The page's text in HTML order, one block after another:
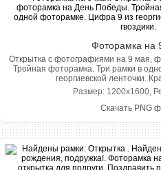
Фоторамка на
Открытка с фотографиями на 9 мая,
Тройная фоторамка. Три рамки в
георгиевской ленточки.
Размер: 1200x1600,
Скачать PNG